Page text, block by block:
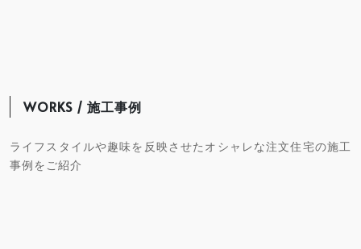
WORKS / 施工事例
ライフスタイルや趣味を反映させたオシャレな注文住宅の施工
事例をご紹介